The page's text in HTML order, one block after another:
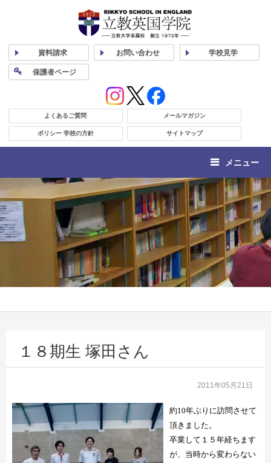
資料請求 お問い合わせ 学校見学
保護者ページ
よくあるご質問 メールマガジン
ポリシー 学校の方針 サイトマップ
メニュー
１８期生 塚田さん
2011年05月21日
約10年ぶりに訪問させて
頂きました。
卒業して１５年経ちます
が、当時から変わらない